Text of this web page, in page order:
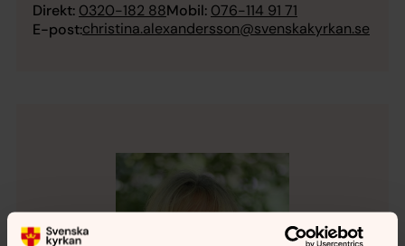
Direkt: 0320-182 88Mobil: 076-114 91 71
E-post:christina.alexandersson@svenskakyrkan.se